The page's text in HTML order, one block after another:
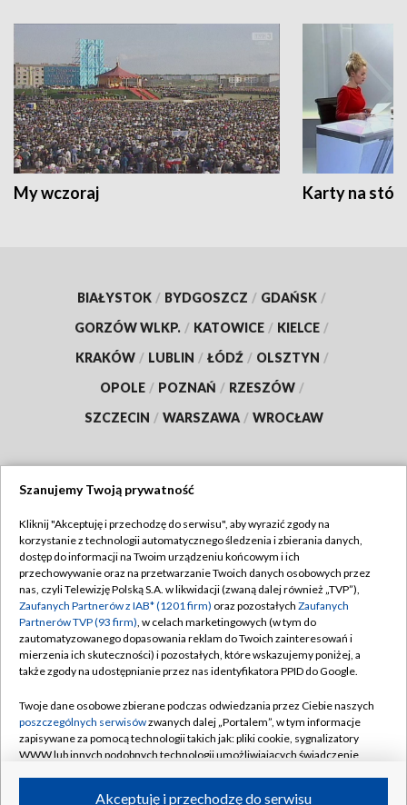
My wczoraj Karty na
BIAŁYSTOK / BYDGOSZCZ / GDAŃSK /
GORZÓW WLKP. / KATOWICE / KIELCE /
KRAKÓW / LUBLIN / ŁÓDŹ / OLSZTYN /
OPOLE / POZNAŃ / RZESZÓW /
SZCZECIN / WARSZAWA / WROCŁAW
TVP
Abonament TVP
Emisja w TVP
Centrum informacji TVP
Naziemna Telewizja Cyfrowa
Rada Programowa
System NOS
Informacje o nadawcy
Regulamin TVP
Polityka prywatności
Moje zgody
Pomoc
Kontakt
Kanały
Szanujemy Twoją prywatność
Kliknij "Akceptuję i przechodzę do serwisu", aby wyrazić zgody na
korzystanie z technologii automatycznego śledzenia i zbierania danych,
dostęp do informacji na Twoim urządzeniu końcowym i ich
przechowywanie oraz na przetwarzanie Twoich danych osobowych przez
nas, czyli Telewizję Polską S.A. w likwidacji (zwaną dalej również „TVP”),
Zaufanych Partnerów z IAB* (1201 firm) oraz pozostałych Zaufanych
Partnerów TVP (93 firm), w celach marketingowych (w tym do
zautomatyzowanego dopasowania reklam do Twoich zainteresowań i
mierzenia ich skuteczności) i pozostałych, które wskazujemy poniżej, a
także zgody na udostępnianie przez nas identyfikatora PPID do Google.
Twoje dane osobowe zbierane podczas odwiedzania przez Ciebie naszych
poszczególnych serwisówzwanych dalej „Portalem”, w tym informacje
zapisywane za pomocą technologii takich jak: pliki cookie, sygnalizatory
WWW lub innych podobnych technologii umożliwiających świadczenie
Akceptuję i przechodzę do serwisu